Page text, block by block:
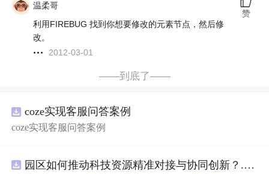
温柔哥
利用FIREBUG 找到你想要修改的元素节点，然后修
改。
2012-03-01
赞
——到底了——
coze实现客服问答案例
coze实现客服问答案例
园区如何推动科技资源精准对接与协同创新？.docx